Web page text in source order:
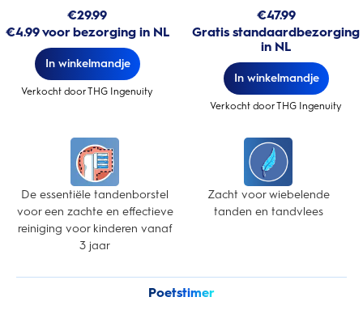
€29.99
€4.99 voor bezorging in NL
In winkelmandje
Verkocht door THG Ingenuity
€47.99
Gratis standaardbezorging
in NL
In winkelmandje
Verkocht door THG Ingenuity
De essentiële tandenborstel
voor een zachte en effectieve
reiniging voor kinderen vanaf
3 jaar
Zacht voor wiebelende
tanden en tandvlees
Poetstimer